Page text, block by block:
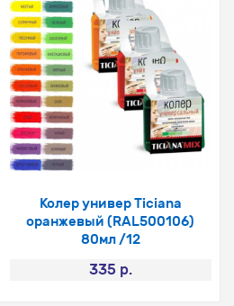
Колер универ Ticiana
оранжевый (RAL500106)
80мл /12
335 р.